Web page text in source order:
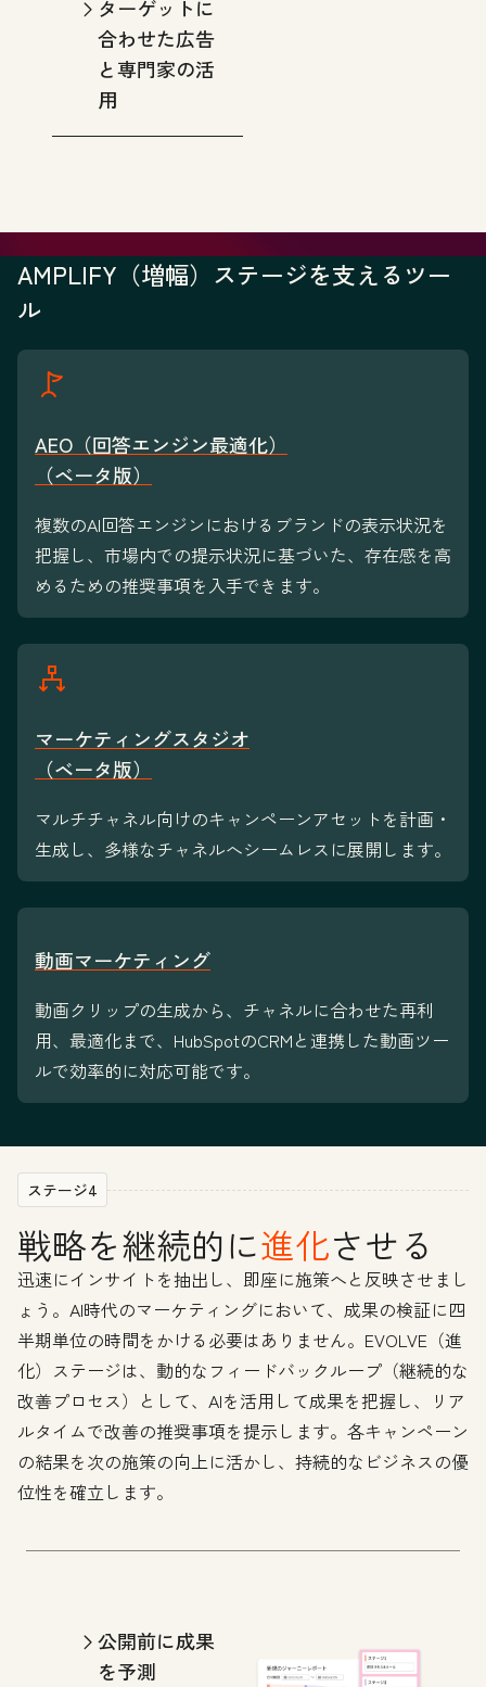
ターゲットに
合わせた広告
と専門家の活
用
AMPLIFY（増幅）ステージを支えるツー
ル
AEO（回答エンジン最適化）
（ベータ版）
複数のAI回答エンジンにおけるブランドの表示状況を
把握し、市場内での提示状況に基づいた、存在感を高
めるための推奨事項を入手できます。
マーケティングスタジオ
（ベータ版）
マルチチャネル向けのキャンペーンアセットを計画・
生成し、多様なチャネルへシームレスに展開します。
動画マーケティング
動画クリップの生成から、チャネルに合わせた再利
用、最適化まで、HubSpotのCRMと連携した動画ツー
ルで効率的に対応可能です。
ステージ4
戦略を継続的に進化させる
迅速にインサイトを抽出し、即座に施策へと反映させまし
ょう。AI時代のマーケティングにおいて、成果の検証に四
半期単位の時間をかける必要はありません。EVOLVE（進
化）ステージは、動的なフィードバックループ（継続的な
改善プロセス）として、AIを活用して成果を把握し、リア
ルタイムで改善の推奨事項を提示します。各キャンペーン
の結果を次の施策の向上に活かし、持続的なビジネスの優
位性を確立します。
公開前に成果
を予測